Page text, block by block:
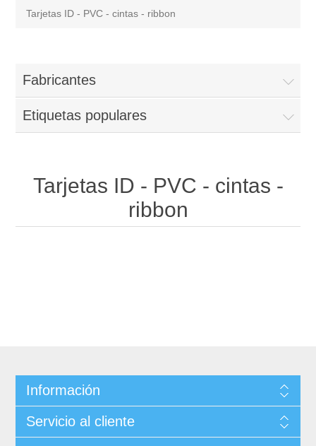
Tarjetas ID - PVC - cintas - ribbon
Fabricantes
Etiquetas populares
Tarjetas ID - PVC - cintas -
ribbon
Información
Servicio al cliente